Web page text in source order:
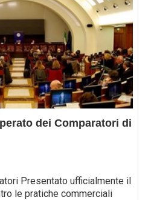
dei Comparatori di
Presentato ufficialmente il
le pratiche commerciali